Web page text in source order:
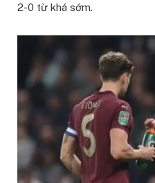
2-0 từ khá sớm.